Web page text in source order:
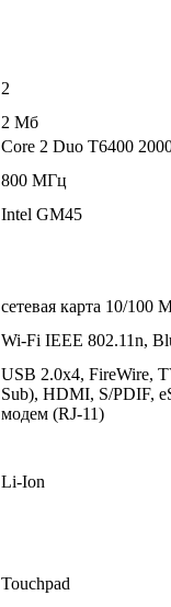
2
2 Мб
Core 2 Duo T6400
800 МГц
Intel GM45
сетевая карта 10/100
Wi-Fi IEEE 802.11n,
USB 2.0x4, FireWire,
Sub), HDMI, S/PDIF,
модем (RJ-11)
Li-Ion
Touchpad